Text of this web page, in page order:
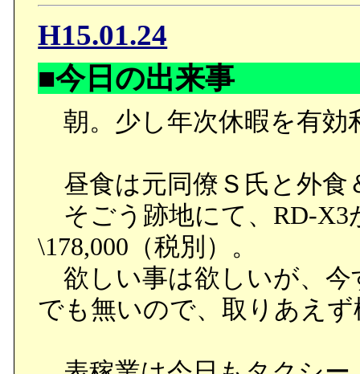
H15.01.24
■今日の出来事
朝。少し年次休暇を有効
昼食は元同僚Ｓ氏と外食
そごう跡地にて、RD-X3
\178,000（税別）。
欲しい事は欲しいが、今
でも無いので、取りあえず